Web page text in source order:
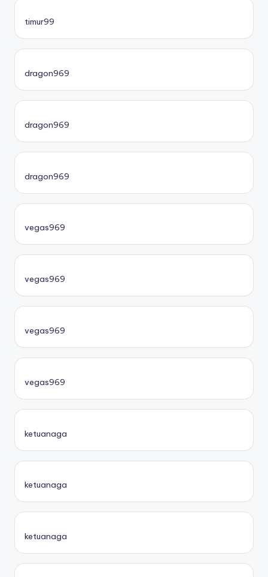
timur99
dragon969
dragon969
dragon969
vegas969
vegas969
vegas969
vegas969
ketuanaga
ketuanaga
ketuanaga